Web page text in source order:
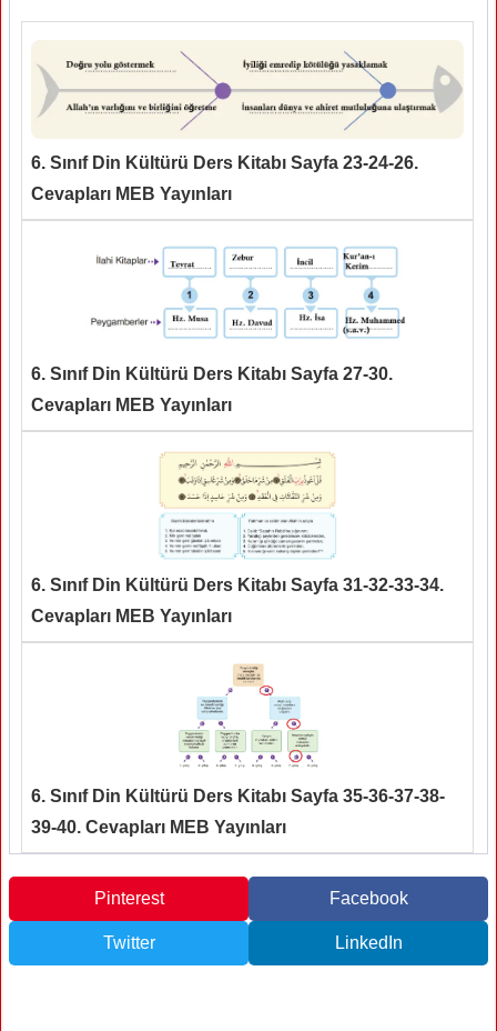
6. Sınıf Din Kültürü Ders Kitabı Sayfa 23-24-26.
Cevapları MEB Yayınları
6. Sınıf Din Kültürü Ders Kitabı Sayfa 27-30.
Cevapları MEB Yayınları
6. Sınıf Din Kültürü Ders Kitabı Sayfa 31-32-33-34.
Cevapları MEB Yayınları
6. Sınıf Din Kültürü Ders Kitabı Sayfa 35-36-37-38-
39-40. Cevapları MEB Yayınları
Pinterest Facebook
Twitter LinkedIn